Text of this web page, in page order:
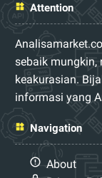
Attention
sebaik mungkin,
keakurasian.
informasi yang
Navigation
About